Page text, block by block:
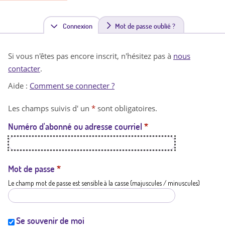
Connexion(
n
t
a
t
i
Mot de passe oublié ?
Si vous n'êtes pas encore inscrit, n'hésitez pas à nous
contacter.
Aide : Comment se connecter ?
Les champs suivis d' un * sont obligatoires.
Numéro d'abonné ou adresse courriel *
Mot de passe *
Le champ mot de passe est sensible à la casse (majuscules / minuscules)
Se souvenir de moi